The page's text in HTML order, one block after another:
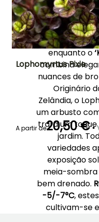
calor aos
O cultivar
distingue-se
folhagem
enquanto o
combina
nuances de
Originário
Zelândia, o
um arbusto
trará um
jardim.
variedades
exposição
meia-sombra
bem drenado.
-5/-7°C,
cultivam-se
maturidade
50 cm 50 cm
Período de floração
Agosto à
Setembro
plantação
Março à
Lophomyrtus Pixie
A partir de20,50 €•